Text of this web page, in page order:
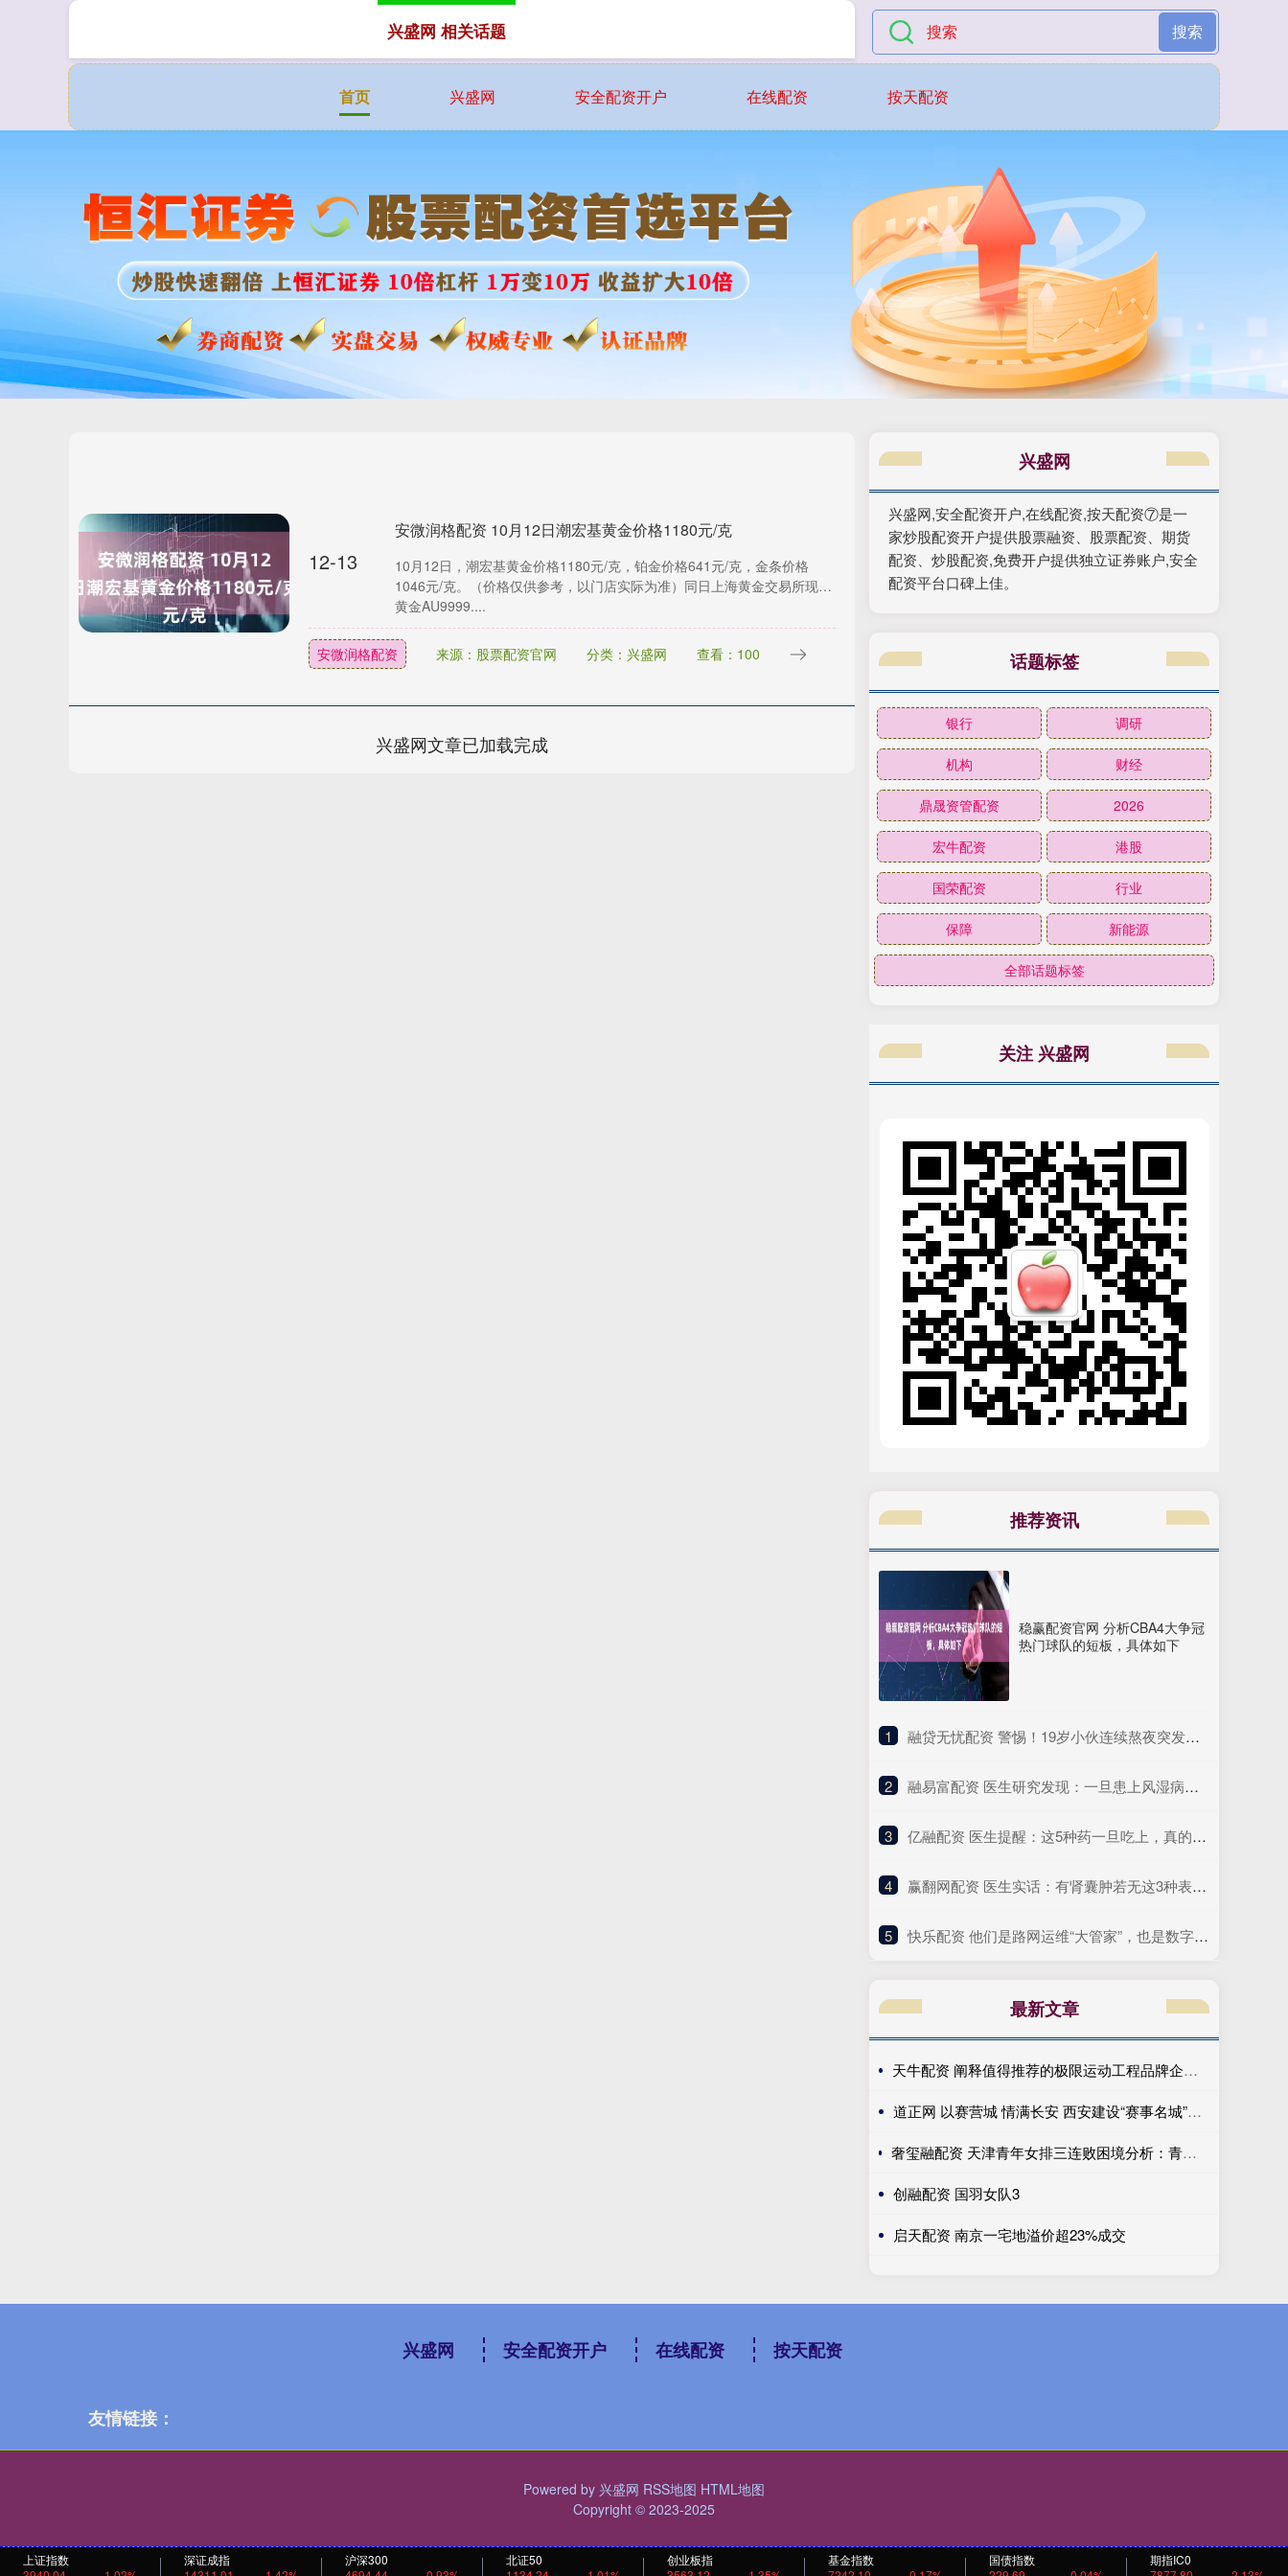
搜索
首页 兴盛网 安全配资开户 在线配资 按天配资
兴盛网 相关话题
12-13
安微润格配资 10月12日潮宏基黄金价格1180元/克
10月12日，潮宏基黄金价格1180元/克，铂金价格641元/克，金条价格
1046元/克。（价格仅供参考，以门店实际为准）同日上海黄金交易所现货
黄金AU9999....
安微润格配资 来源：股票配资官网 分类：兴盛网 查看：100
兴盛网文章已加载完成
兴盛网
兴盛网,安全配资开户,在线配资,按天配资⑦是一
家炒股配资开户提供股票融资、股票配资、期货
配资、炒股配资,免费开户提供独立证券账户,安全
配资平台口碑上佳。
话题标签
银行 调研
机构 财经
鼎晟资管配资 2026
宏牛配资 港股
国荣配资 行业
保障 新能源
全部话题标签
关注 兴盛网
推荐资讯
稳赢配资官网 分析CBA4大争冠
热门球队的短板，具体如下
1 ​融贷无忧配资 警惕！19岁小伙连续熬夜突发心脏骤停，医生提醒
2 ​融易富配资 医生研究发现：一旦患上风湿病，这3件事就别做了，别害了自己！
3 ​亿融配资 医生提醒：这5种药一旦吃上，真的不能随便停！突然停服风险大
4 ​赢翻网配资 医生实话：有肾囊肿若无这3种表现，可以安心，恶变风险很小
5 ​快乐配资 他们是路网运维“大管家”，也是数字化转型“先行者”｜奋勇争先实干家
最新文章
天牛配资 阐释值得推荐的极限运动工程品牌企业优势，给你清晰认知
道正网 以赛营城 情满长安 西安建设“赛事名城”再上台阶
奢玺融配资 天津青年女排三连败困境分析：青训衰退与教练能力不足双重挑战
创融配资 国羽女队3
启天配资 南京一宅地溢价超23%成交
上证指数
深证成指
沪深300
北证50
创业板指
基金指数
国债指数
期指IC0
兴盛网 安全配资开户 在线配资 按天配资
友情链接：
Powered by 兴盛网 RSS地图 HTML地图
Copyright © 2023-2025